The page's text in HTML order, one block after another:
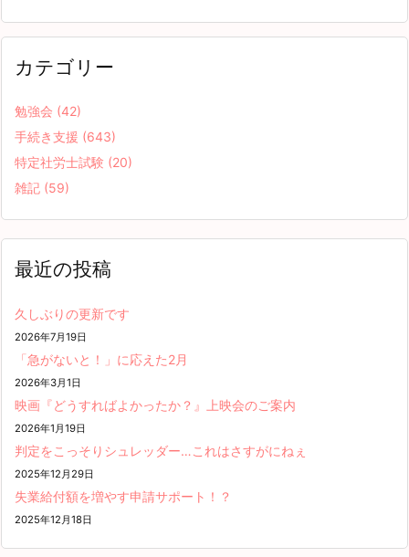
カテゴリー
勉強会 (42)
手続き支援 (643)
特定社労士試験 (20)
雑記 (59)
最近の投稿
久しぶりの更新です
2026年7月19日
「急がないと！」に応えた2月
2026年3月1日
映画『どうすればよかったか？』上映会のご案内
2026年1月19日
判定をこっそりシュレッダー…これはさすがにねぇ
2025年12月29日
失業給付額を増やす申請サポート！？
2025年12月18日